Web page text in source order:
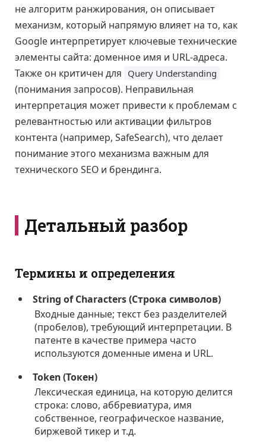
не алгоритм ранжирования, он описывает
механизм, который напрямую влияет на то, как
Google интерпретирует ключевые технические
элементы сайта: доменное имя и URL-адреса.
Также он критичен для Query Understanding
(понимания запросов). Неправильная
интерпретация может привести к проблемам с
релевантностью или активации фильтров
контента (например, SafeSearch), что делает
понимание этого механизма важным для
технического SEO и брендинга.
Детальный разбор
Термины и определения
String of Characters (Строка символов)
Входные данные; текст без разделителей
(пробелов), требующий интерпретации. В
патенте в качестве примера часто
используются доменные имена и URL.
Token (Токен)
Лексическая единица, на которую делится
строка: слово, аббревиатура, имя
собственное, географическое название,
биржевой тикер и т.д.